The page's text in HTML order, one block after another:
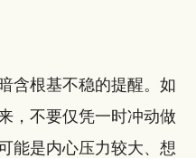
含根基不稳的提醒。如
，不要仅凭一时冲动做
能是内心压力较大、想